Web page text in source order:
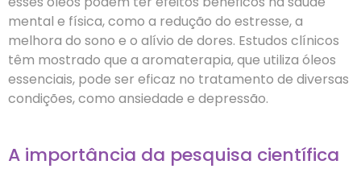
mental e física, como a redução do estresse, a
melhora do sono e o alívio de dores. Estudos clínicos
têm mostrado que a aromaterapia, que utiliza óleos
essenciais, pode ser eficaz no tratamento de diversas
condições, como ansiedade e depressão.
A importância da pesquisa científica